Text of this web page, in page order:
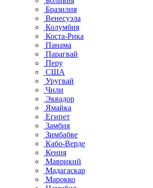
Бразилия
Венесуэла
Колумбия
Коста-Рика
Панама
Парагвай
Перу
США
Уругвай
Чили
Эквадор
Ямайка
Египет
Замбия
Зимбабве
Кабо-Верде
Кения
Маврикий
Мадагаскар
Марокко